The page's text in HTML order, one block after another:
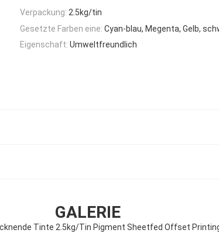
Verpackung: 2.5kg/tin
Gesetzte Farben eine: Cyan-blau, Megenta, Gelb,
Eigenschaft: Umweltfreundlich
GALERIE
Tinte 2.5kg/Tin Pigment Sheetfed Offset